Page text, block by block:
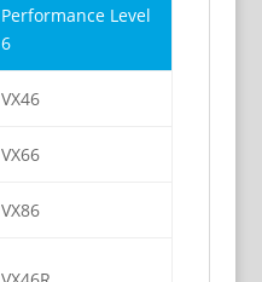
Performance Level
6
VX46
VX66
VX86